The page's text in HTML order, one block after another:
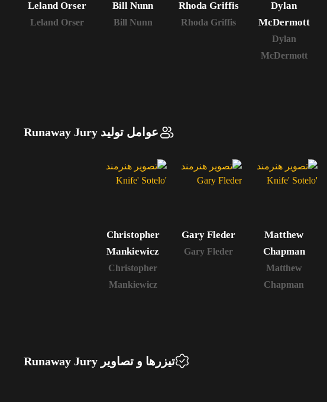
Dylan
McDermott
Dylan
McDermott
Rhoda Griffis
Rhoda Griffis
Bill Nunn
Bill Nunn
Leland Orser
Leland Orser
عوامل تولید Runaway Jury
Matthew
Chapman
Matthew
Chapman
Gary Fleder
Gary Fleder
Christopher
Mankiewicz
Christopher
Mankiewicz
تیزرها و تصاویر Runaway Jury